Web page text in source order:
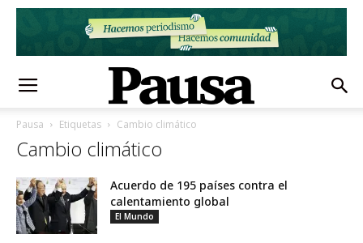
Pausa Etiquetas Cambio climático
Cambio climático
Acuerdo de 195 países contra el
calentamiento global
El Mundo